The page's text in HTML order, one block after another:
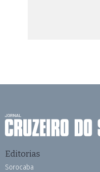
Editorias
Sorocaba